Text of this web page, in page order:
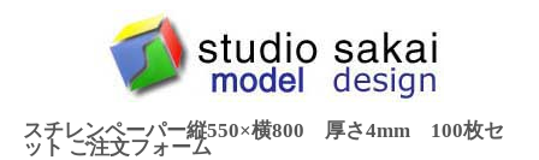
スチレンペーパー縦550×横800 厚さ4mm 100枚セ
ット ご注文フォーム